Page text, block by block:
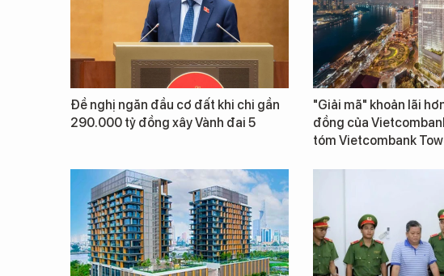
Đề nghị ngăn đầu cơ đất khi chi gần
290.000 tỷ đồng xây Vành đai 5
"Giải mã" khoản lãi
đồng của
tóm Vietcombank